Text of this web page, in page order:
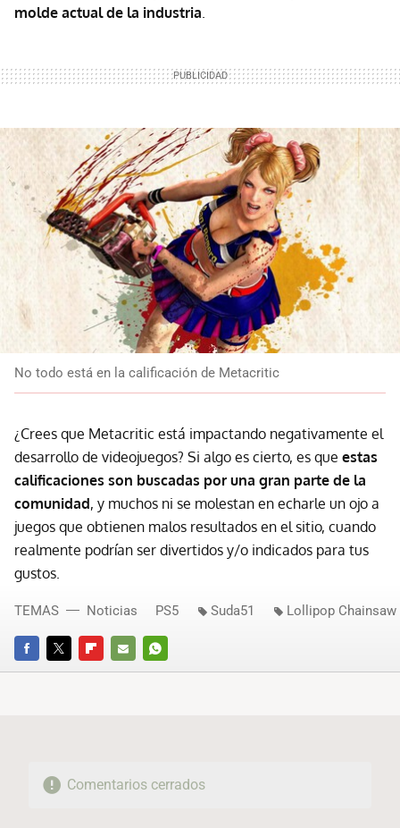
molde actual de la industria.
No todo está en la calificación de Metacritic
¿Crees que Metacritic está impactando negativamente el
desarrollo de videojuegos? Si algo es cierto, es que estas
calificaciones son buscadas por una gran parte de la
comunidad, y muchos ni se molestan en echarle un ojo a
juegos que obtienen malos resultados en el sitio, cuando
realmente podrían ser divertidos y/o indicados para tus
gustos.
FACEBOOKTWITTERFLIPBOARD
E-
WHATSAPP
TEMAS Noticias PS5 Suda51 Lollipop Chainsaw
Comentarios cerrados